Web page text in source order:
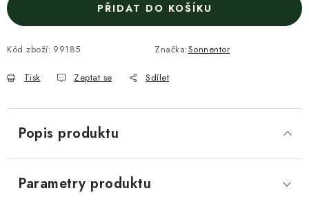
PŘIDAT DO KOŠÍKU
Kód zboží: 99185 Značka:Sonnentor
Tisk Zeptat se Sdílet
Popis produktu
Parametry produktu